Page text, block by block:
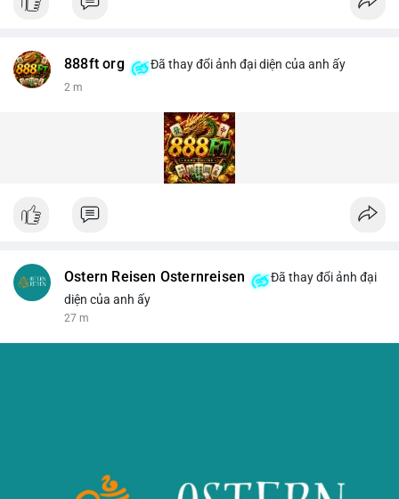
888ft org Đã thay đổi ảnh đại diện của anh ấy
2 m
Ostern Reisen Osternreisen
Đã thay đổi ảnh đại
diện của anh ấy
27 m